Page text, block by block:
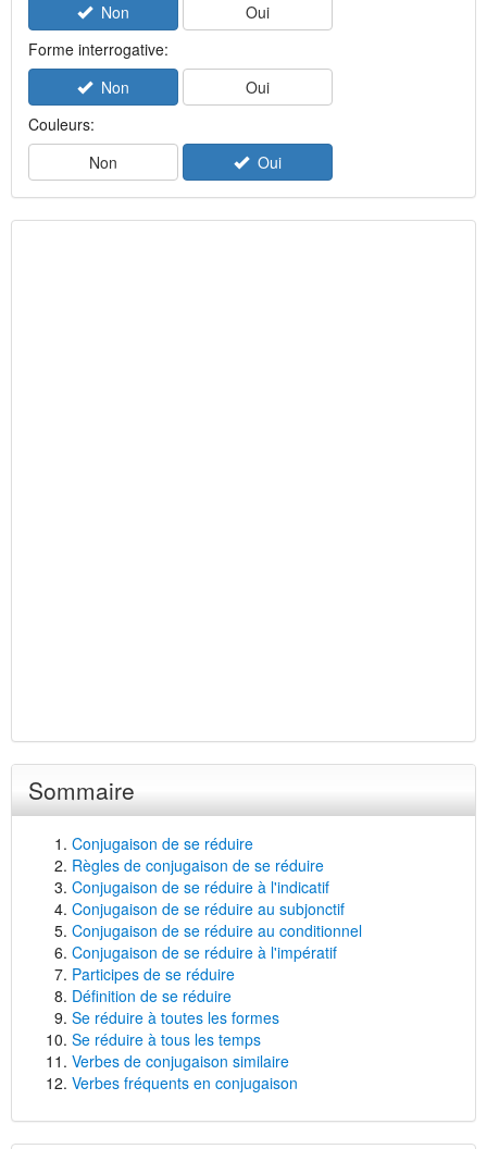
Non
Oui
Forme interrogative:
Non
Oui
Couleurs:
Non
Oui
Sommaire
Conjugaison de se réduire
Règles de conjugaison de se réduire
Conjugaison de se réduire à l'indicatif
Conjugaison de se réduire au subjonctif
Conjugaison de se réduire au conditionnel
Conjugaison de se réduire à l'impératif
Participes de se réduire
Définition de se réduire
Se réduire à toutes les formes
Se réduire à tous les temps
Verbes de conjugaison similaire
Verbes fréquents en conjugaison